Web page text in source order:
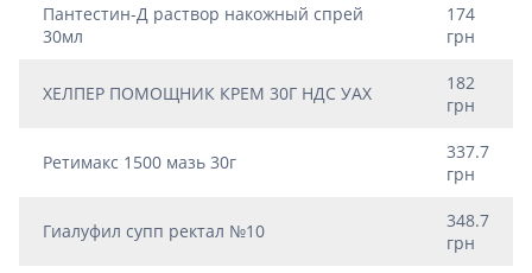
Пантестин-Д раствор накожный спрей
30мл
174
грн
ХЕЛПЕР ПОМОЩНИК КРЕМ 30Г НДС УАХ
182
грн
Ретимакс 1500 мазь 30г
337.7
грн
Гиалуфил супп ректал №10
348.7
грн